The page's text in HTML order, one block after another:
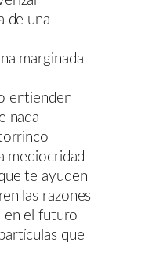
de una
marginada
entienden
nada
mediocridad
te ayuden
las razones
en el futuro
que